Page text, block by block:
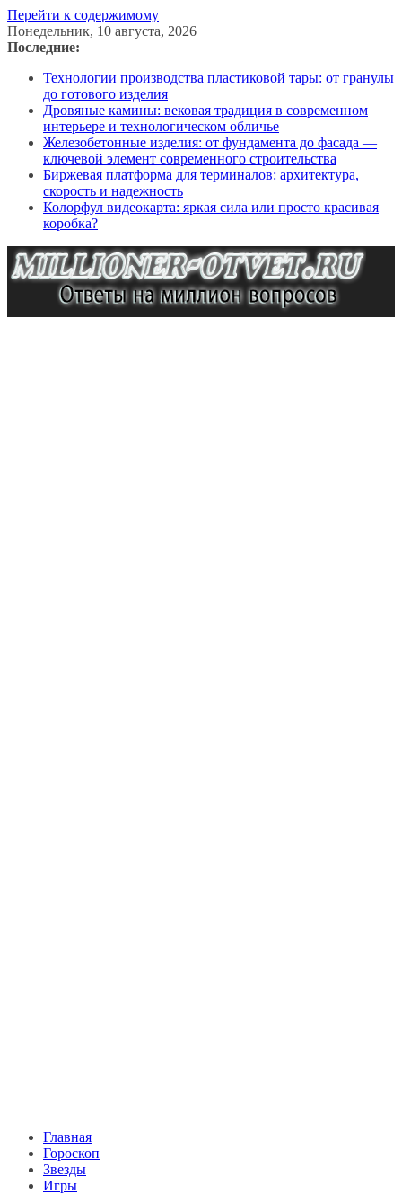
Перейти к содержимому
Понедельник, 10 августа, 2026
Последние:
Технологии производства пластиковой тары: от гранулы
до готового изделия
Дровяные камины: вековая традиция в современном
интерьере и технологическом обличье
Железобетонные изделия: от фундамента до фасада —
ключевой элемент современного строительства
Биржевая платформа для терминалов: архитектура,
скорость и надежность
Колорфул видеокарта: яркая сила или просто красивая
коробка?
Главная
Гороскоп
Звезды
Игры